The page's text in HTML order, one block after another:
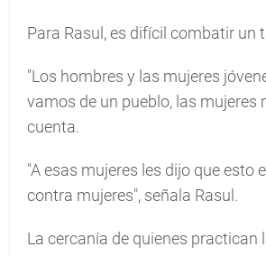
Para Rasul, es difícil combatir un
"Los hombres y las mujeres
vamos de un pueblo, las mujeres
cuenta.
"A esas mujeres les dijo que esto
contra mujeres", señala Rasul.
La cercanía de quienes